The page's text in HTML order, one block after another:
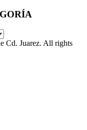
Cd. Juarez. All rights